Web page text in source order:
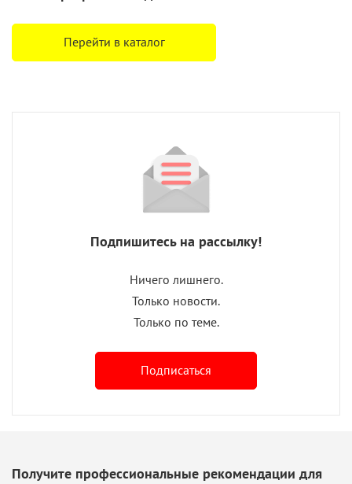
Перейти в каталог
Подпишитесь на рассылку!
Ничего лишнего.
Только новости.
Только по теме.
Подписаться
Получите профессиональные рекомендации для